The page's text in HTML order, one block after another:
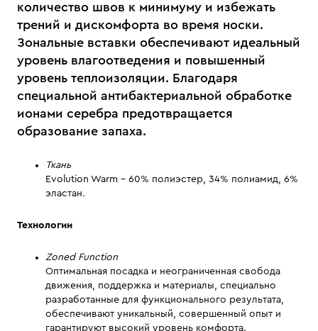
количество швов к минимуму и избежать
трений и дискомфорта во время носки.
Зональные вставки обеспечивают идеальный
уровень влагоотведения и повышенный
уровень теплоизоляции. Благодаря
специальной антибактериальной обработке
ионами серебра предотвращается
образование запаха.
Ткань
Evolution Warm - 60% полиэстер, 34% полиамид, 6%
эластан.
Технологии
Zoned Function
Оптимальная посадка и неограниченная свобода
движения, поддержка и материалы, специально
разработанные для функционального результата,
обеспечивают уникальный, совершенный опыт и
гарантируют высокий уровень комфорта.